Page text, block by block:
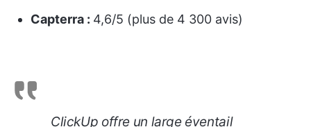
Capterra : 4,6/5 (plus de 4 300 avis)
ClickUp offre un large éventail